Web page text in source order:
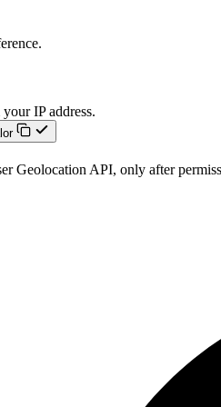
IP address.
Geolocation API, only after